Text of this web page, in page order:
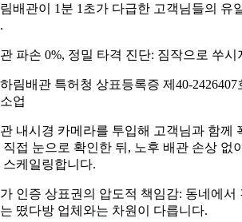
배관이 1분 1초가 다급한 고객님들의 유
파손 0%, 정밀 타격 진단: 짐작으로 쑤시
내시경 카메라를 투입해 고객님과 함께
직접 눈으로 확인한 뒤, 노후 배관 손상 없
스케일링합니다.
인증 상표권의 압도적 책임감: 동네에서
떴다방 업체와는 차원이 다릅니다.